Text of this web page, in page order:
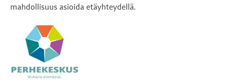
mahdollisuus asioida etäyhteydellä.